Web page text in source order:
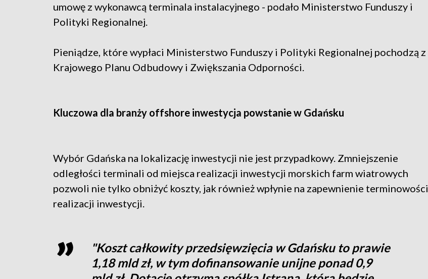
umowę z wykonawcą terminala instalacyjnego - podało Ministerstwo Funduszy i
Polityki Regionalnej.
Pieniądze, które wypłaci Ministerstwo Funduszy i Polityki Regionalnej pochodzą z
Krajowego Planu Odbudowy i Zwiększania Odporności.
Kluczowa dla branży offshore inwestycja powstanie w Gdańsku
Wybór Gdańska na lokalizację inwestycji nie jest przypadkowy. Zmniejszenie
odległości terminali od miejsca realizacji inwestycji morskich farm wiatrowych
pozwoli nie tylko obniżyć koszty, jak również wpłynie na zapewnienie terminowości
realizacji inwestycji.
"Koszt całkowity przedsięwzięcia w Gdańsku to prawie
1,18 mld zł, w tym dofinansowanie unijne ponad 0,9